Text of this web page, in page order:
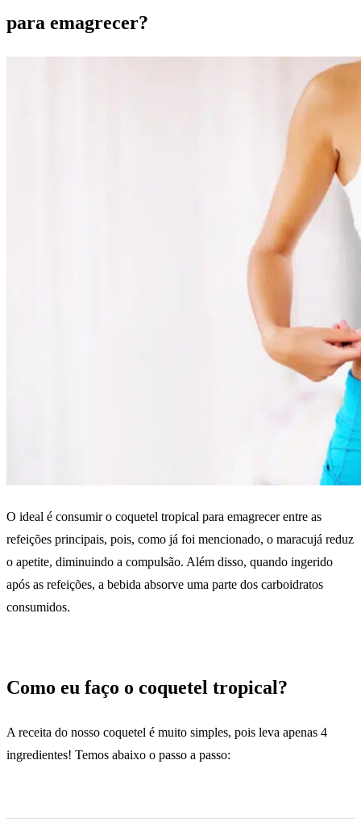
para emagrecer?
O ideal é consumir o coquetel tropical para emagrecer entre as
refeições principais, pois, como já foi mencionado, o maracujá reduz
o apetite, diminuindo a compulsão. Além disso, quando ingerido
após as refeições, a bebida absorve uma parte dos carboidratos
consumidos.
Como eu faço o coquetel tropical?
A receita do nosso coquetel é muito simples, pois leva apenas 4
ingredientes! Temos abaixo o passo a passo: